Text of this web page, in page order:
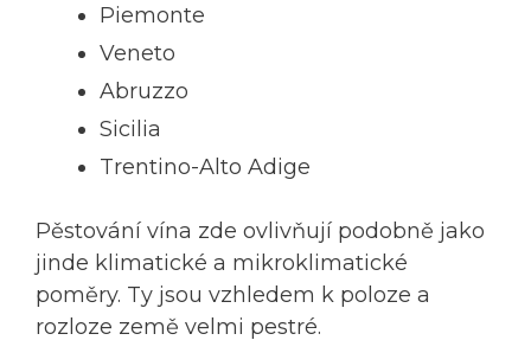
Piemonte
Veneto
Abruzzo
Sicilia
Trentino-Alto Adige
Pěstování vína zde ovlivňují podobně jako
jinde klimatické a mikroklimatické
poměry. Ty jsou vzhledem k poloze a
rozloze země velmi pestré.